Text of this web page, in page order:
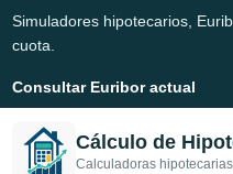
Simuladores hipotecarios,
cuota.
Consultar Euribor actual
Cálculo de
Calculadoras hipotecarias